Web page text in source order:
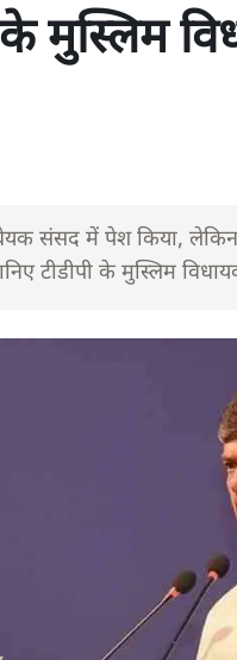
मुस्लिम
संसद में पेश किया,
टीडीपी के मुस्लिम